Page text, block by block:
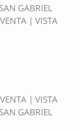
GABRIEL
| VISTA
| VISTA
GABRIEL